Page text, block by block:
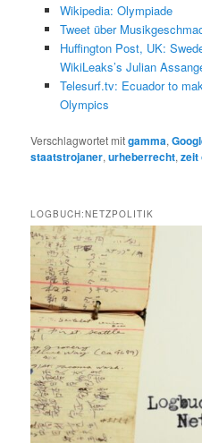
Wikipedia: Olympiade
Tweet über
Huffington Post, UK:
WikiLeaks’s Julian
Telesurf.tv: Ecuador to
Olympics
Verschlagwortet mitgamma,
staatstrojaner,urheberrecht,zeit
LOGBUCH:NETZPOLITIK